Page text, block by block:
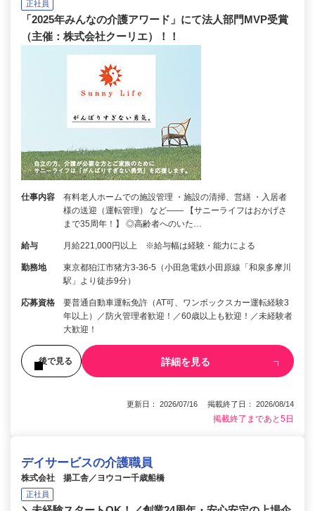
正社員
「2025年みんなの介護アワード」にて法人部門MVP受賞
（主催：株式会社クーリエ）！！
仕事内容
有料老人ホームでの施設管理 ・施設の清掃、営繕 ・入居者
様の送迎（運転管理） など―― 【サニーライフはおかげさ
まで35周年！】 ◎高齢者へのいた…
給与 月給221,000円以上 ※給与幅は経験・能力による
勤務地
東京都狛江市猪方3-36-5（小田急電鉄小田原線「和泉多摩川
駅」より徒歩9分）
応募資格
要普通自動車運転免許（AT可、ワンボックスカー運転経験3
年以上）／防火管理者歓迎！／60歳以上も歓迎！／未経験者
大歓迎！
後で見る 詳細を見る
更新日： 2026/07/16 掲載終了日： 2026/08/14
掲載終了まであと5日
デイサービスの介護職員
株式会社 揚工舎／ヨウコー千歳船橋
正社員